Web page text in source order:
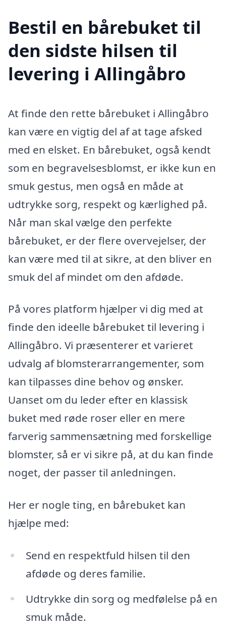
Bestil en bårebuket til
den sidste hilsen til
levering i Allingåbro
At finde den rette bårebuket i Allingåbro
kan være en vigtig del af at tage afsked
med en elsket. En bårebuket, også kendt
som en begravelsesblomst, er ikke kun en
smuk gestus, men også en måde at
udtrykke sorg, respekt og kærlighed på.
Når man skal vælge den perfekte
bårebuket, er der flere overvejelser, der
kan være med til at sikre, at den bliver en
smuk del af mindet om den afdøde.
På vores platform hjælper vi dig med at
finde den ideelle bårebuket til levering i
Allingåbro. Vi præsenterer et varieret
udvalg af blomsterarrangementer, som
kan tilpasses dine behov og ønsker.
Uanset om du leder efter en klassisk
buket med røde roser eller en mere
farverig sammensætning med forskellige
blomster, så er vi sikre på, at du kan finde
noget, der passer til anledningen.
Her er nogle ting, en bårebuket kan
hjælpe med:
Send en respektfuld hilsen til den
afdøde og deres familie.
Udtrykke din sorg og medfølelse på en
smuk måde.